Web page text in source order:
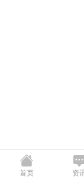
首页 资